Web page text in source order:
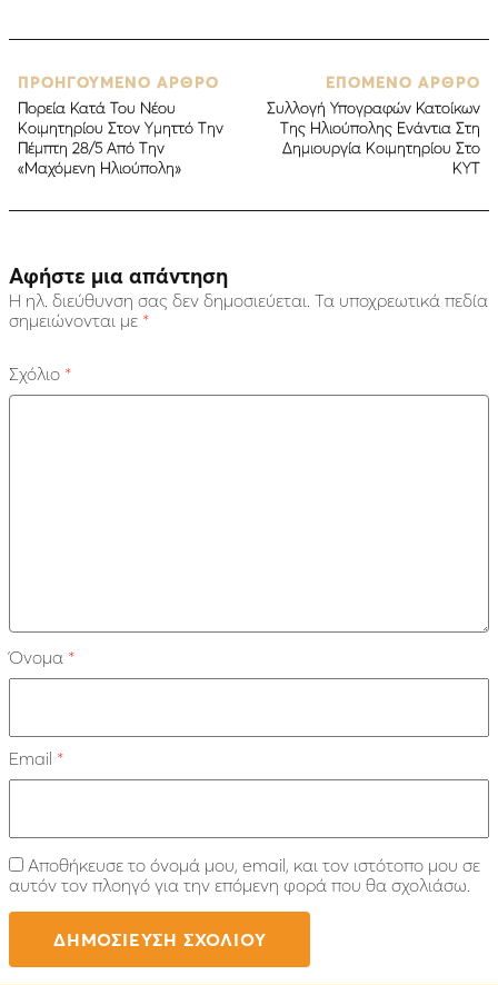
ΠΡΟΗΓΟΥΜΕΝΟ ΑΡΘΡΟ
Πορεία Κατά Του Νέου
Κοιμητηρίου Στον Υμηττό Την
Πέμπτη 28/5 Aπό Την
«Μαχόμενη Ηλιούπολη»
ΕΠΟΜΕΝΟ ΑΡΘΡΟ
Συλλογή Υπογραφών Κατοίκων
Της Ηλιούπολης Ενάντια Στη
Δημιουργία Κοιμητηρίου Στο
ΚΥΤ
Αφήστε μια απάντηση
Η ηλ. διεύθυνση σας δεν δημοσιεύεται. Τα υποχρεωτικά πεδία
σημειώνονται με *
Σχόλιο *
Όνομα *
Email *
Αποθήκευσε το όνομά μου, email, και τον ιστότοπο μου σε
αυτόν τον πλοηγό για την επόμενη φορά που θα σχολιάσω.